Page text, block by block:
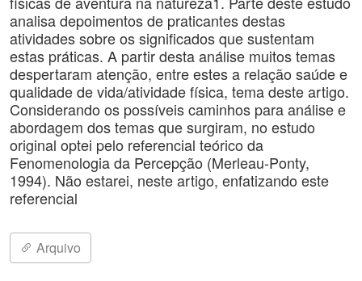
analisa depoimentos de praticantes destas
atividades sobre os significados que sustentam
estas práticas. A partir desta análise muitos temas
despertaram atenção, entre estes a relação saúde e
qualidade de vida/atividade física, tema deste artigo.
Considerando os possíveis caminhos para análise e
abordagem dos temas que surgiram, no estudo
original optei pelo referencial teórico da
Fenomenologia da Percepção (Merleau-Ponty,
1994). Não estarei, neste artigo, enfatizando este
referencial
Arquivo